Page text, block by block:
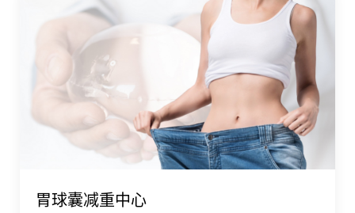
胃球囊减重中心